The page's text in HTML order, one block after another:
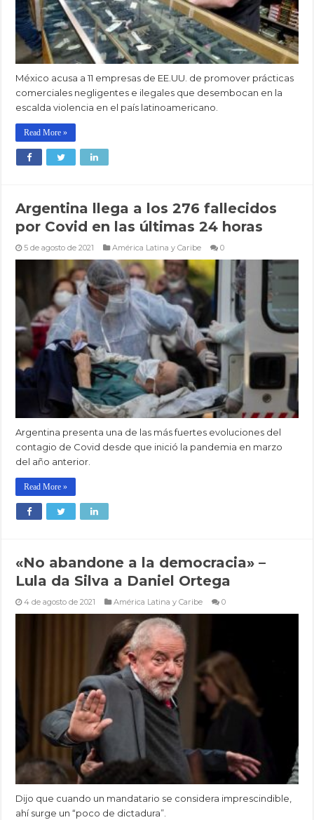
México acusa a 11 empresas de EE.UU. de promover prácticas
comerciales negligentes e ilegales que desembocan en la
escalda violencia en el país latinoamericano.
Read More »
Argentina llega a los 276 fallecidos
por Covid en las últimas 24 horas
5 de agosto de 2021 América Latina y Caribe 0
Argentina presenta una de las más fuertes evoluciones del
contagio de Covid desde que inició la pandemia en marzo
del año anterior.
Read More »
«No abandone a la democracia» –
Lula da Silva a Daniel Ortega
4 de agosto de 2021 América Latina y Caribe 0
Dijo que cuando un mandatario se considera imprescindible,
ahí surge un “poco de dictadura”.